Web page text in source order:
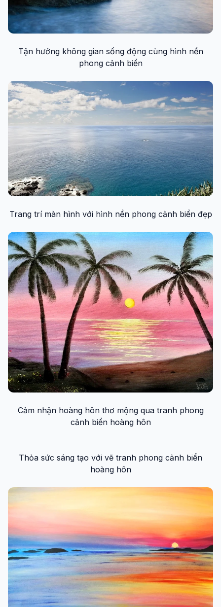
Tận hưởng không gian sống động cùng hình nền
phong cảnh biển
Trang trí màn hình với hình nền phong cảnh biển đẹp
Cảm nhận hoàng hôn thơ mộng qua tranh phong
cảnh biển hoàng hôn
Thỏa sức sáng tạo với vẽ tranh phong cảnh biển
hoàng hôn